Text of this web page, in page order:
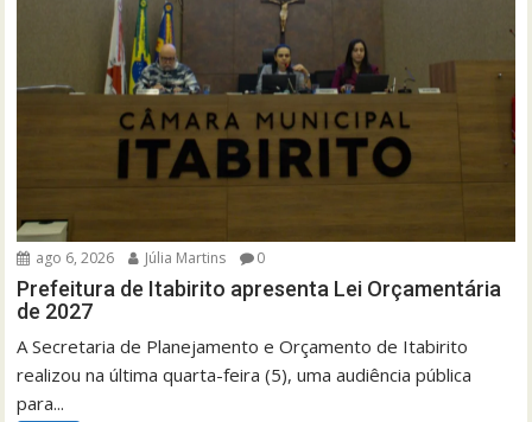
ago 6, 2026 Júlia Martins 0
Prefeitura de Itabirito apresenta Lei Orçamentária
de 2027
A Secretaria de Planejamento e Orçamento de Itabirito
realizou na última quarta-feira (5), uma audiência pública
para...